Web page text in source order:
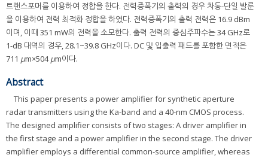
트랜스포머를 이용하여 정합을 한다. 전력증폭기의 출력의 경우 차동-단일 발룬
을 이용하여 전력 최적화 정합을 하였다. 전력증폭기의 출력 전력은 16.9 dBm
이며, 이때 351 mW의 전력을 소모한다. 출력 전력의 중심주파수는 34 GHz로
1-dB 대역의 경우, 28.1~39.8 GHz이다. DC 및 입출력 패드를 포함한 면적은
711 μm×504μm이다.
Abstract
This paper presents a power amplifier for synthetic aperture
radar transmitters using the Ka-band and a 40-nm CMOS process.
The designed amplifier consists of two stages: A driver amplifier in
the first stage and a power amplifier in the second stage. The driver
amplifier employs a differential common-source amplifier, whereas